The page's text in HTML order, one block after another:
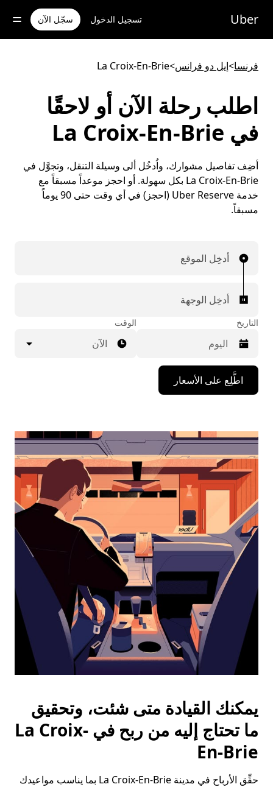
للوصول
المحتوى
Uber تسجيل الدخول سجّل الآن
فرنسا>إيل دو فرانس>
La Croix-En-Brie
اطلب رحلة الآن أو لاحقًا
في La Croix-En-Brie
أضِف تفاصيل مشوارك، واُدخُل ألى وسيلة التنقل، وتجوَّل في
La Croix-En-Brie بكل سهولة. أو احجز موعداً مسبقاً مع
خدمة Uber Reserve (احجز) في أي وقت حتى 90 يوماً
مسبقاً.
أدخِل الموقع
أدخِل الوجهة
التاريخ
اضغط
على
مفتاح
للأسفل
لاستخدام
التقويم
التاريخ.
اضغط
على
زر
الخروج
لإغلاق
التقويم.
الوقت
الآن
اطَّلِع على الأسعار
يمكنك القيادة متى شئت، وتحقيق
ما تحتاج إليه من ربح في La Croix-
En-Brie
حقِّق الأرباح في مدينة La Croix-En-Brie بما يناسب مواعيدك